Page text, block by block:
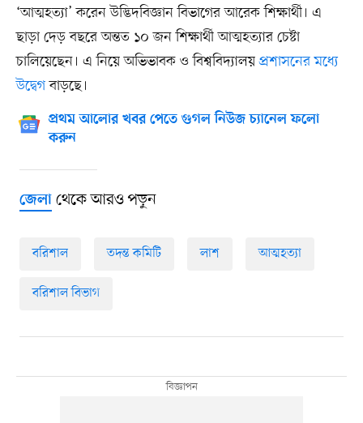
‘আত্মহত্যা’ করেন উদ্ভিদবিজ্ঞান বিভাগের আরেক শিক্ষার্থী। এ
ছাড়া দেড় বছরে অন্তত ১০ জন শিক্ষার্থী আত্মহত্যার চেষ্টা
চালিয়েছেন। এ নিয়ে অভিভাবক ও বিশ্ববিদ্যালয়প্রশাসনের মধ্যে
উদ্বেগবাড়ছে।
প্রথম আলোর খবর পেতে গুগল নিউজ চ্যানেল ফলো
করুন
জেলাথেকে আরও পড়ুন
বরিশাল তদন্ত কমিটি লাশ আত্মহত্যা
বরিশাল বিভাগ